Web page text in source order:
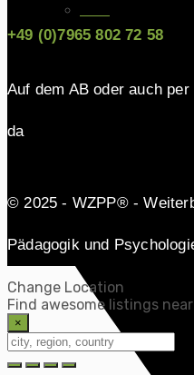
+49 (0)7965 802 72 58
Auf dem AB oder auch
da
© 2025 - WZPP® -
Pädagogik und
Change Location
Find awesome listings
×
Change Location